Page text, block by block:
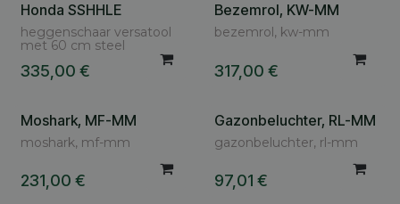
Honda SSHHLE
heggenschaar versatool
met 60 cm steel
335,00 €
Bezemrol, KW-MM
bezemrol, kw-mm
317,00 €
Moshark, MF-MM
moshark, mf-mm
231,00 €
Gazonbeluchter, RL-MM
gazonbeluchter, rl-mm
97,01 €